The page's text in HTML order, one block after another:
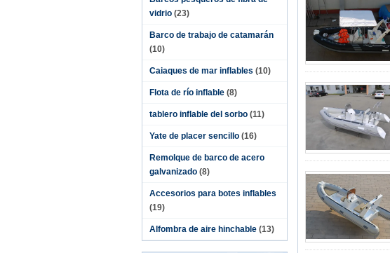
vidrio (23)
Barco de trabajo de catamarán
(10)
Caiaques de mar inflables (10)
Flota de río inflable (8)
tablero inflable del sorbo (11)
Yate de placer sencillo (16)
Remolque de barco de acero
galvanizado (8)
Accesorios para botes inflables
(19)
Alfombra de aire hinchable (13)